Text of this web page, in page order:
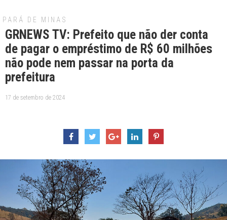
PARÁ DE MINAS
GRNEWS TV: Prefeito que não der conta
de pagar o empréstimo de R$ 60 milhões
não pode nem passar na porta da
prefeitura
17 de setembro de 2024